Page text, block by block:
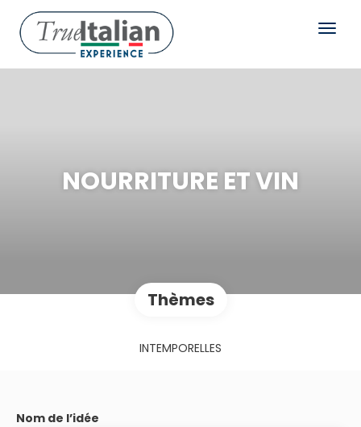
NOURRITURE ET VIN
Thèmes
INTEMPORELLES
Nom de l’idée